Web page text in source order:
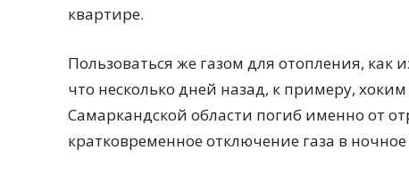
квартире.
Пользоваться же газом для отопления, как
что несколько дней назад, к примеру,
Самаркандской области погиб именно от
кратковременное отключение газа в